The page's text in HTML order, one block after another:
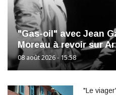
"Gas-oil" avec Jean
Moreau à revoir sur
08 août 2026 - 15:58
"Le